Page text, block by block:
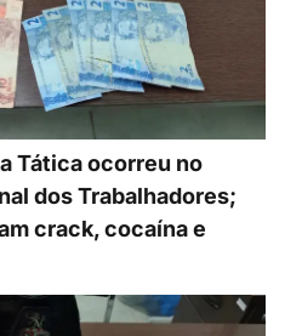
Tática ocorreu no
dos Trabalhadores;
crack, cocaína e